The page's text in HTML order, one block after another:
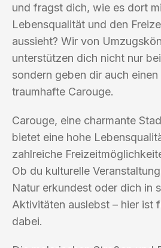
und fragst dich, wie es dort
Lebensqualität und den
aussieht? Wir von
unterstützen dich nicht nur
sondern geben dir auch
traumhafte Carouge.
Carouge, eine charmante
bietet eine hohe
zahlreiche
Ob du kulturelle
Natur erkundest oder dich in
Aktivitäten auslebst – hier ist
dabei.